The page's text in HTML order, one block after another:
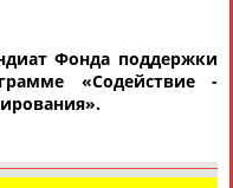
АБДУЛАЕВ
Фонда поддержки
«Содействие -
».